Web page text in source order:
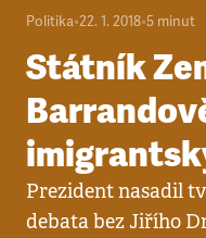
Politika•22. 1. 2018•5 minut
Státník
Prezident nasadil
debata bez Jiřího